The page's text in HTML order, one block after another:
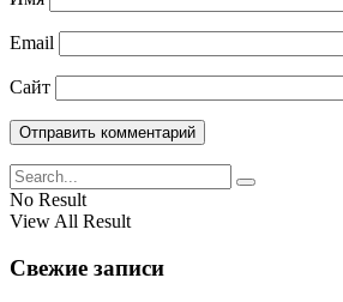
Email
Сайт
No Result
View All Result
Свежие записи